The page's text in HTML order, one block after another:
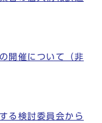
開催について（非
る検討委員会から